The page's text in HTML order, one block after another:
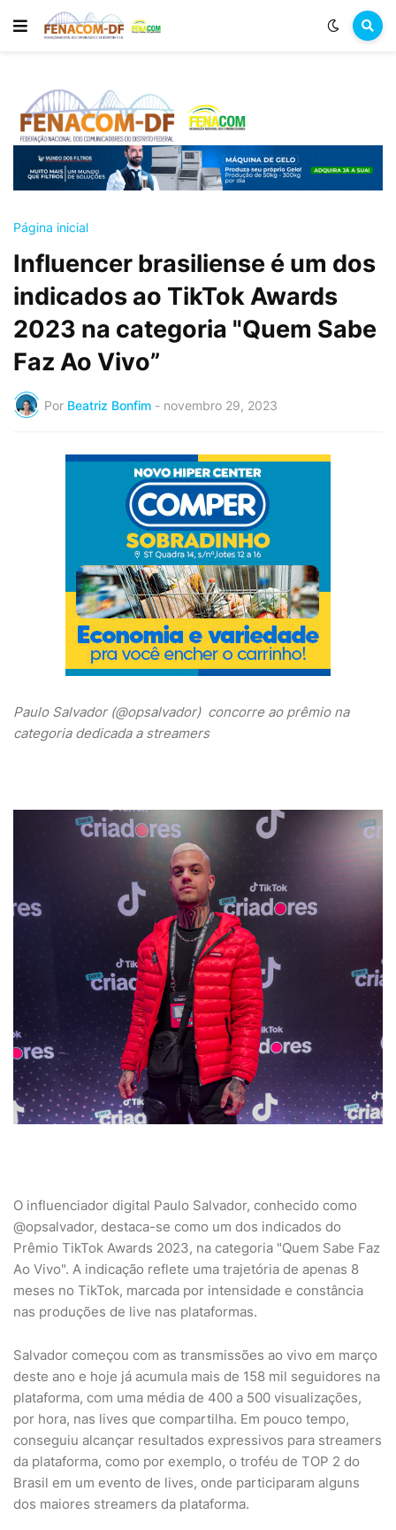
Página inicial
Influencer brasiliense é um dos
indicados ao TikTok Awards
2023 na categoria "Quem Sabe
Faz Ao Vivo”
Por Beatriz Bonfim - novembro 29, 2023
Paulo Salvador (@opsalvador) concorre ao prêmio na
categoria dedicada a streamers
O influenciador digital Paulo Salvador, conhecido como
@opsalvador, destaca-se como um dos indicados do
Prêmio TikTok Awards 2023, na categoria "Quem Sabe Faz
Ao Vivo". A indicação reflete uma trajetória de apenas 8
meses no TikTok, marcada por intensidade e constância
nas produções de live nas plataformas.
Salvador começou com as transmissões ao vivo em março
deste ano e hoje já acumula mais de 158 mil seguidores na
plataforma, com uma média de 400 a 500 visualizações,
por hora, nas lives que compartilha. Em pouco tempo,
conseguiu alcançar resultados expressivos para streamers
da plataforma, como por exemplo, o troféu de TOP 2 do
Brasil em um evento de lives, onde participaram alguns
dos maiores streamers da plataforma.